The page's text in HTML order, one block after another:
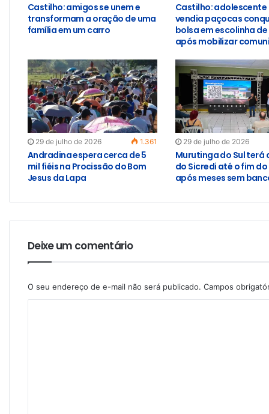
Castilho: amigos se unem e
transformam a oração de uma
família em um carro
Castilho: adolescente
vendia paçocas
bolsa em escolinha
após mobilizar
29 de julho de 2026 1.361
Andradina espera cerca de 5
mil fiéis na Procissão do Bom
Jesus da Lapa
29 de julho de 2026
Murutinga do Sul terá
do Sicredi até o fim
após meses sem
Deixe um comentário
O seu endereço de e-mail não será publicado. Campos